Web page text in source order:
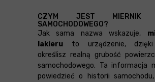
CZYM JEST MIERNIK
SAMOCHODOWEGO?
Jak sama nazwa wskazuje,
lakieru to urządzenie,
określisz realną grubość
samochodowego. Ta informacja
powiedzieć o historii